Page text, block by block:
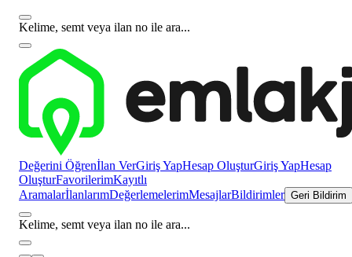
Kelime, semt veya ilan no ile ara...
Değerini Öğrenİlan VerGiriş YapHesap OluşturGiriş YapHesap
OluşturFavorilerimKayıtlı
AramalarİlanlarımDeğerlemelerimMesajlarBildirimler Geri Bildirim
Kelime, semt veya ilan no ile ara...